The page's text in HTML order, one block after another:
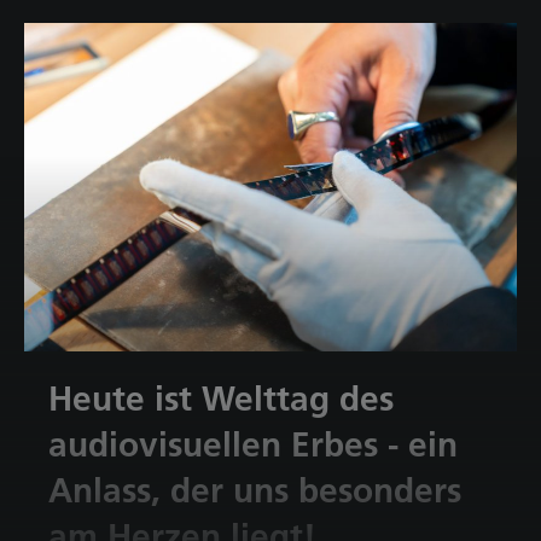
Tammo Steinmetz freute sich sehr über das
Zusammenkommen beider Teams und die besondere
Atmosphäre des Abends. Bei leckerem Essen und Getränken
war schnell klar: Das wird ein langer Abend. Ein absoluter
Publikumsmagnet: Bingo! Die Preise hatten es in sich – von
einer Woche Chefparkplatz bis hin zu einem zusätzlichen
Urlaubstag. Entsprechend groß waren Spannung und Jubel.
Für noch mehr Spaß gab es eine weihnachtliche Fotobox,
die für viele lustige Erinnerungen und Schnappschüsse
gesorgt hat. Gefeiert, gelacht und getanzt wurde bis tief in
die Nacht – ein Abend, der gezeigt hat, wie schön es ist,
gemeinsam zu feiern. Danke an alle, die dabei waren und
diesen Abend so besonders gemacht haben!
Heute ist Welttag des
audiovisuellen Erbes - ein
Anlass, der uns besonders